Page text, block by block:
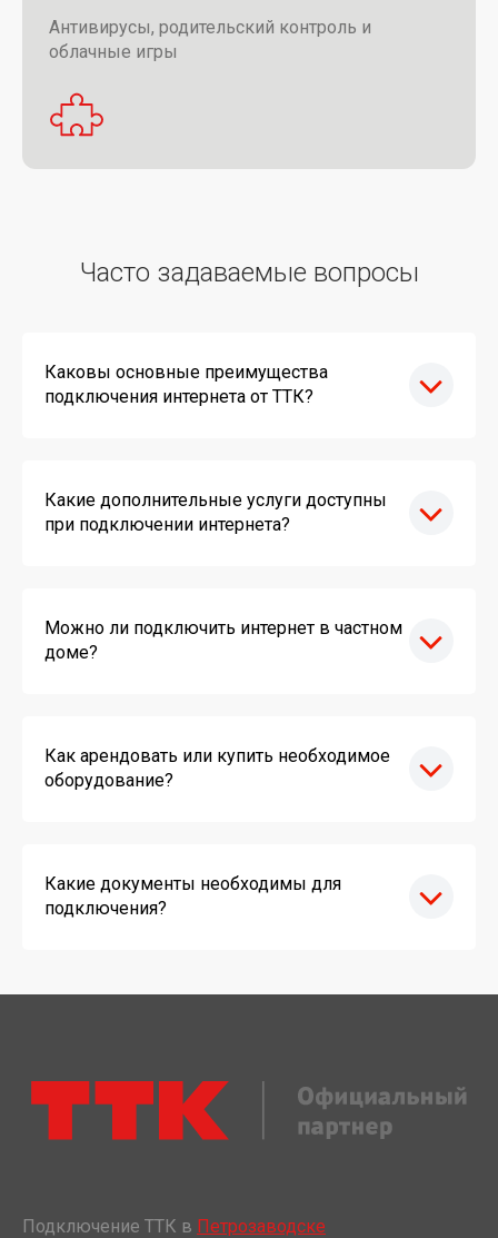
Антивирусы, родительский контроль и
облачные игры
Часто задаваемые вопросы
Каковы основные преимущества
подключения интернета от ТТК?
Какие дополнительные услуги доступны
при подключении интернета?
Можно ли подключить интернет в частном
доме?
Как арендовать или купить необходимое
оборудование?
Какие документы необходимы для
подключения?
Подключение ТТК в Петрозаводске